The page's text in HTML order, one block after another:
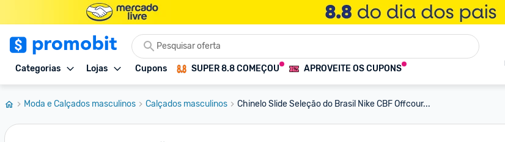
Categorias Lojas Cupons SUPER 8.8 COMEÇOU APROVEITE OS CUPONS
Moda e Calçados masculinos Calçados masculinos Chinelo Slide Seleção do Brasil Nike CBF Offcour...